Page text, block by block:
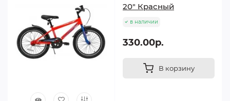
20" Красный
в наличии
330.00р.
В корзину